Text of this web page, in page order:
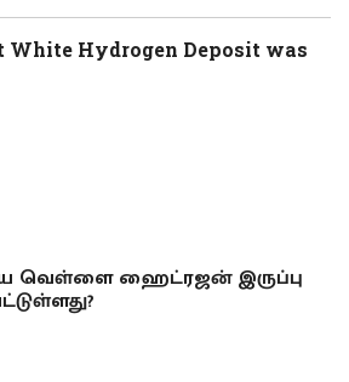
White Hydrogen Deposit was
வெள்ளை ஹைட்ரஜன் இருப்பு